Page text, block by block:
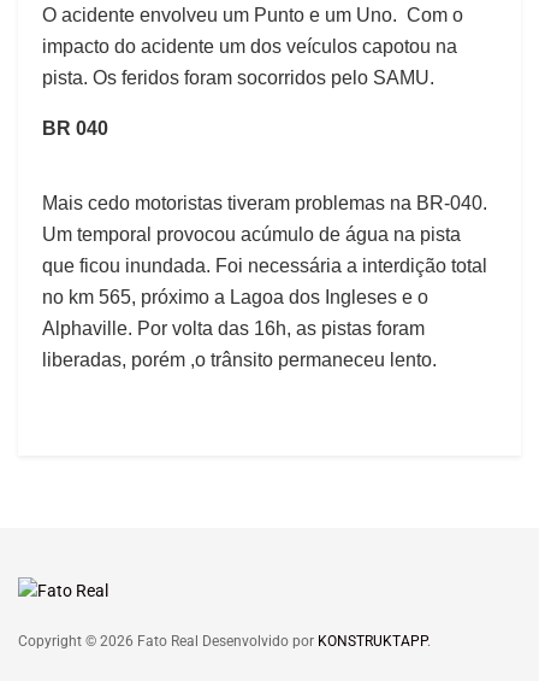
O acidente envolveu um Punto e um Uno. Com o
impacto do acidente um dos veículos capotou na
pista. Os feridos foram socorridos pelo SAMU.
BR 040
Mais cedo motoristas tiveram problemas na BR-040.
Um temporal provocou acúmulo de água na pista
que ficou inundada. Foi necessária a interdição total
no km 565, próximo a Lagoa dos Ingleses e o
Alphaville. Por volta das 16h, as pistas foram
liberadas, porém ,o trânsito permaneceu lento.
Copyright © 2026 Fato Real Desenvolvido por KONSTRUKTAPP.